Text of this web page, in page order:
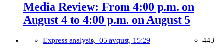
Media Review: From 4:00 p.m. on
August 4 to 4:00 p.m. on August 5
Express analysis, 05 avqust, 15:29 443